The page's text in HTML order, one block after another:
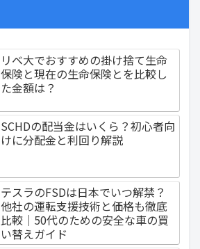
リベ大でおすすめの掛け捨て生命
保険と現在の生命保険とを比較し
た金額は？
SCHDの配当金はいくら？初心者向
けに分配金と利回り解説
テスラのFSDは日本でいつ解禁？
他社の運転支援技術と価格も徹底
比較｜50代のための安全な車の買
い替えガイド